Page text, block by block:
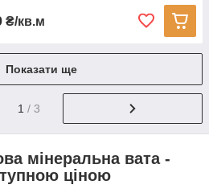
₴/кв.м
Показати ще
1 / 3
мінеральна вата -
ціною